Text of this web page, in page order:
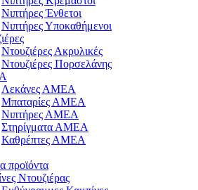
Νιπτήρες Ένθετοι
Νιπτήρες Υποκαθήμενοι
Ντουζιέρες Ακρυλικές
Ντουζιέρες Πορσελάνης
Λεκάνες ΑΜΕΑ
Μπαταρίες ΑΜΕΑ
Νιπτήρες ΑΜΕΑ
Στηρίγματα ΑΜΕΑ
Καθρέπτες ΑΜΕΑ
προϊόντα
Ντουζιέρας